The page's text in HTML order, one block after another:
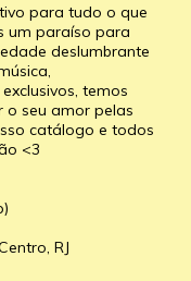
para tudo o que
um paraíso para
deslumbrante
temos
seu amor pelas
catálogo e todos
<3
RJ